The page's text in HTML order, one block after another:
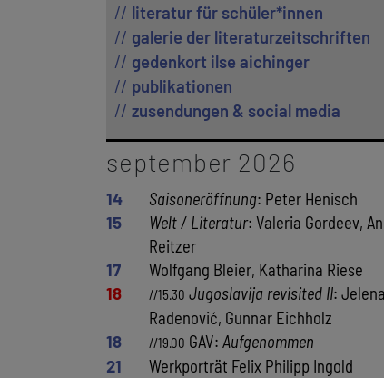
literatur für schüler*innen
galerie der literaturzeitschriften
gedenkort ilse aichinger
publikationen
zusendungen & social media
september 2026
14 Saisoneröffnung: Peter Henisch
15
Welt / Literatur: Valeria Gordeev,
Reitzer
17
Wolfgang Bleier, Katharina Riese
18
//15.30 Jugoslavija revisited II: Jelena
Radenović, Gunnar Eichholz
18
//19.00 GAV: Aufgenommen
21
Werkporträt Felix Philipp Ingold